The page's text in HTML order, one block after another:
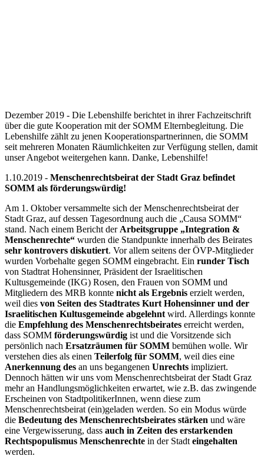
Dezember 2019 - Die Lebenshilfe berichtet in ihrer Fachzeitschrift
über die gute Kooperation mit der SOMM Elternbegleitung. Die
Lebenshilfe zählt zu jenen Kooperationspartnerinnen, die SOMM
seit mehreren Monaten Räumlichkeiten zur Verfügung stellen, damit
unser Angebot weitergehen kann. Danke, Lebenshilfe!
1.10.2019 - Menschenrechtsbeirat der Stadt Graz befindet
SOMM als förderungswürdig!
Am 1. Oktober versammelte sich der Menschenrechtsbeirat der
Stadt Graz, auf dessen Tagesordnung auch die „Causa SOMM“
stand. Nach einem Bericht derArbeitsgruppe „Integration &
Menschenrechte“ wurden die Standpunkte innerhalb des Beirates
sehr kontrovers diskutiert. Vor allem seitens der ÖVP-Mitglieder
wurden Vorbehalte gegen SOMM eingebracht. Ein runder Tisch
von Stadtrat Hohensinner, Präsident der Israelitischen
Kultusgemeinde (IKG) Rosen, den Frauen von SOMM und
Mitgliedern des MRB konnte nicht als Ergebnis erzielt werden,
weil dies von Seiten des Stadtrates Kurt Hohensinner und der
Israelitischen Kultusgemeinde abgelehntwird. Allerdings konnte
die Empfehlung des Menschenrechtsbeirates erreicht werden,
dass SOMM förderungswürdig ist und die Vorsitzende sich
persönlich nach Ersatzräumen für SOMM bemühen wolle. Wir
verstehen dies als einen Teilerfolg für SOMM, weil dies eine
Anerkennung des an uns begangenen Unrechts impliziert.
Dennoch hätten wir uns vom Menschenrechtsbeirat der Stadt Graz
mehr an Handlungsmöglichkeiten erwartet, wie z.B. das zwingende
Erscheinen von StadtpolitikerInnen, wenn diese zum
Menschenrechtsbeirat (ein)geladen werden. So ein Modus würde
die Bedeutung des Menschenrechtsbeirates stärken und wäre
eine Vergewisserung, dass auch in Zeiten des erstarkenden
Rechtspopulismus Menschenrechte in der Stadteingehalten
werden.